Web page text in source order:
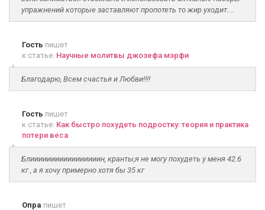
упражнений которые заставляют пропотеть то жир уходит....
Гость пишет
к статье: Научные молитвы джозефа мэрфи
Благодарю, Всем счастья и Любви!!!!
Гость пишет
к статье: Как быстро похудеть подростку: теория и практика
потери веса
Блииииииииииииииииин, кранты,я не могу похудеть у меня 42.6
кг , а я хочу примерно хотя бы 35 кг
Опра пишет